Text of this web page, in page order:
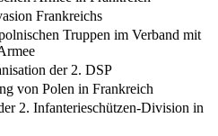
Frankreichs
Truppen im Verband mit
der 2. DSP
von Polen in Frankreich
2. Infanterieschützen-Division in